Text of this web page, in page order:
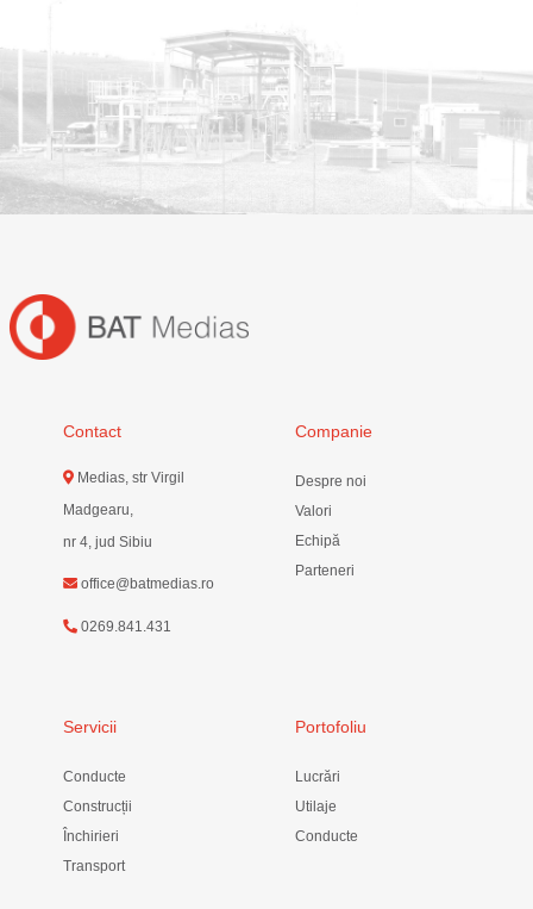
Contact
Medias, str Virgil
Madgearu,
nr 4, jud Sibiu
office@batmedias.ro
0269.841.431
Companie
Despre noi
Valori
Echipă
Parteneri
Servicii
Conducte
Construcții
Închirieri
Transport
Portofoliu
Lucrări
Utilaje
Conducte